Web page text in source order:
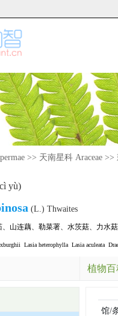
>> 天南星科 Araceae >>
yù)
(L.) Thwaites
、 山连藕、 勒菜署、 水茨菇、 力水菇
Lasia heterophylla Lasia aculeata
植物百
馆/